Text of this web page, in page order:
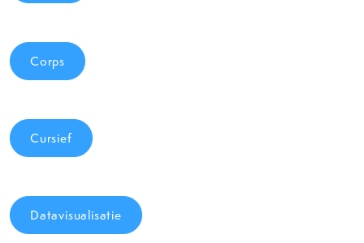
Corps
Cursief
Datavisualisatie